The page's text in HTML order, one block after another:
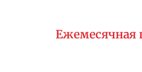
Ежемесячная